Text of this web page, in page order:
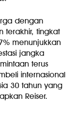
dengan
terakhir, tingkat
menunjukkan
jangka
terus
internasional
30 tahun yang
Reiser.